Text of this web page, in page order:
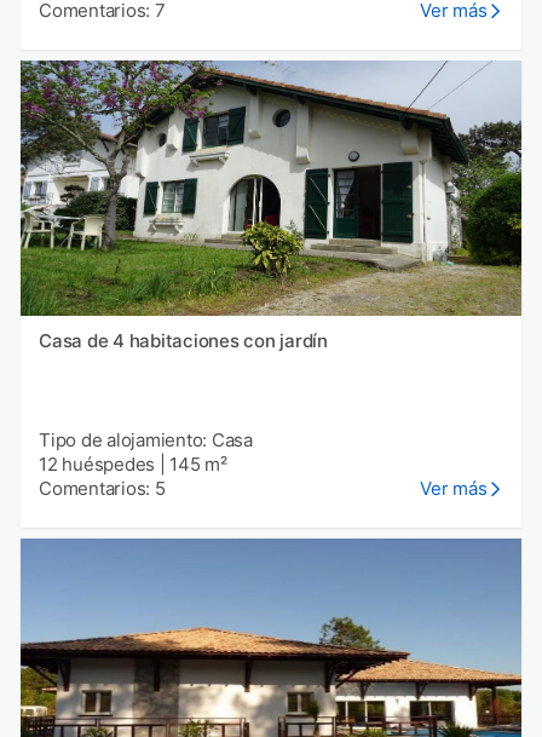
Comentarios: 7
Ver más
Casa de 4 habitaciones con jardín
Tipo de alojamiento: Casa
12 huéspedes
145 m²
Comentarios: 5
Ver más